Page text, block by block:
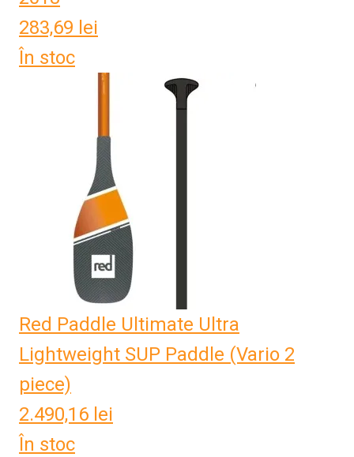
283,69 lei
În stoc
Red Paddle Ultimate Ultra
Lightweight SUP Paddle (Vario 2
piece)
2.490,16 lei
În stoc